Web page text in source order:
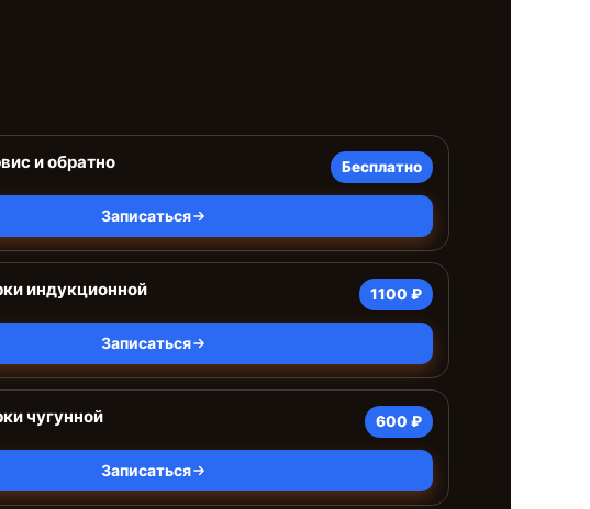
и обратно Бесплатно
Записаться
индукционной 1100 ₽
Записаться
чугунной 600 ₽
Записаться